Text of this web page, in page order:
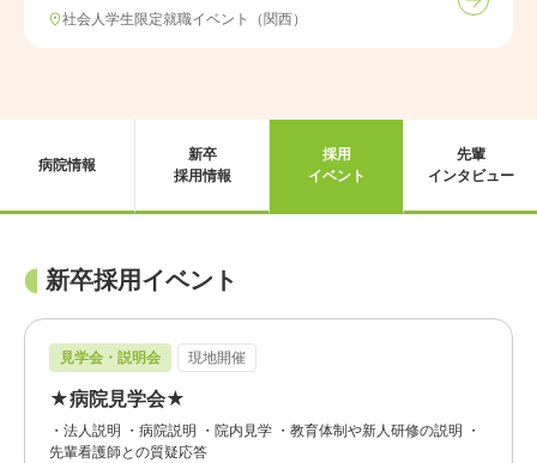
社会人学生限定就職イベント（関西）
病院情報
新卒
採用情報
採用
イベント
先輩
インタビュー
新卒採用イベント
見学会・説明会 現地開催
★病院見学会★
・法人説明 ・病院説明 ・院内見学 ・教育体制や新人研修の説明 ・
先輩看護師との質疑応答